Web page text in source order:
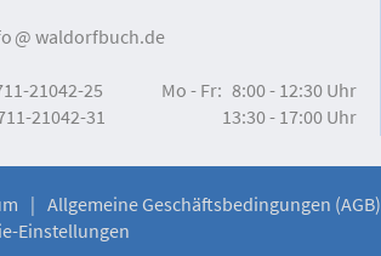
waldorfbuch.de
21042-25
21042-31
Mo - Fr: 8:00 - 12:30 Uhr
13:30 - 17:00 Uhr
Allgemeine Geschäftsbedingungen (AGB)
Einstellungen